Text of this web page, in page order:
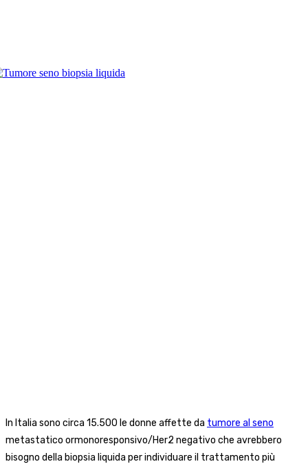
In Italia sono circa 15.500 le donne affette da tumore al seno
metastatico ormonoresponsivo/Her2 negativo che avrebbero
bisogno della biopsia liquida per individuare il trattamento più